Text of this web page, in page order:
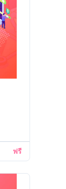
ฟรี